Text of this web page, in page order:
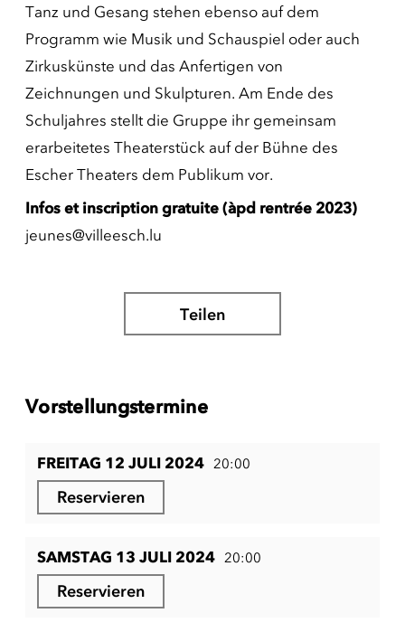
Tanz und Gesang stehen ebenso auf dem
Programm wie Musik und Schauspiel oder auch
Zirkuskünste und das Anfertigen von
Zeichnungen und Skulpturen. Am Ende des
Schuljahres stellt die Gruppe ihr gemeinsam
erarbeitetes Theaterstück auf der Bühne des
Escher Theaters dem Publikum vor.
Infos et inscription gratuite (àpd rentrée 2023)
jeunes@villeesch.lu
Teilen
Vorstellungstermine
FREITAG 12 JULI 2024 20:00
Reservieren
SAMSTAG 13 JULI 2024 20:00
Reservieren